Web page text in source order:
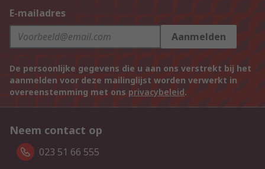
E-mailadres
Aanmelden
De persoonlijke gegevens die u aan ons verstrekt bij het
aanmelden voor deze mailinglijst worden verwerkt in
overeenstemming met ons privacybeleid.
Neem contact op
023 51 66 555